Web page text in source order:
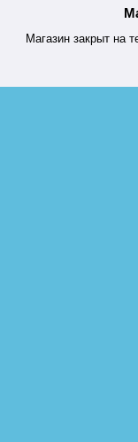
Магазин закрыт на